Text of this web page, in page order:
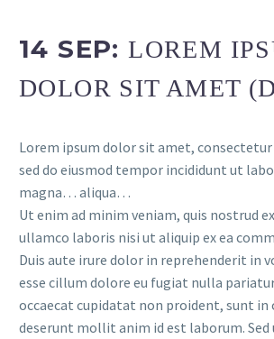
14 SEP:LOREM
DOLOR SIT AMET
Lorem ipsum dolor sit amet,
sed do eiusmod tempor incididunt ut
magna… aliqua…
Ut enim ad minim veniam, quis nostrud
ullamco laboris nisi ut aliquip ex ea
Duis aute irure dolor in reprehenderit in
esse cillum dolore eu fugiat nulla
occaecat cupidatat non proident, sunt in
deserunt mollit anim id est laborum.